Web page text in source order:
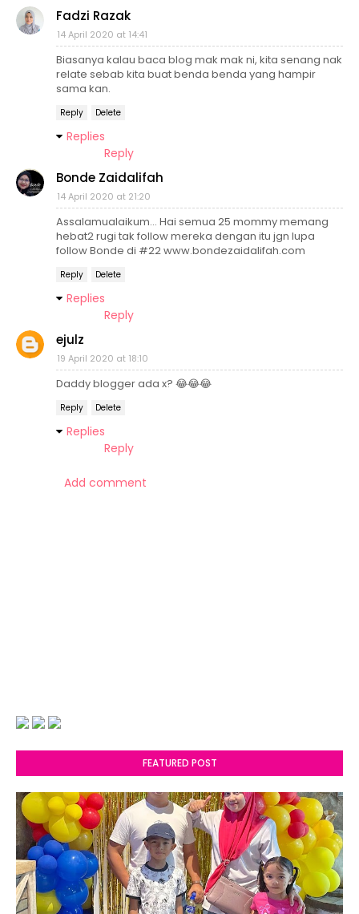
Fadzi Razak
14 April 2020 at 14:41
Biasanya kalau baca blog mak mak ni, kita senang nak
relate sebab kita buat benda benda yang hampir
sama kan.
Reply Delete
Replies
Reply
Bonde Zaidalifah
14 April 2020 at 21:20
Assalamualaikum... Hai semua 25 mommy memang
hebat2 rugi tak follow mereka dengan itu jgn lupa
follow Bonde di #22 www.bondezaidalifah.com
Reply Delete
Replies
Reply
ejulz
19 April 2020 at 18:10
Daddy blogger ada x? 😂😂😂
Reply Delete
Replies
Reply
Add comment
FEATURED POST